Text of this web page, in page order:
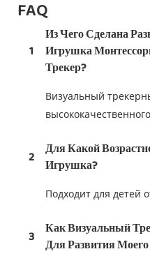
FAQ
1
Из Чего Сделана
Игрушка
Трекер?
Визуальный
2
Для Какой
Игрушка?
Подходит для детей
3
Как Визуальный
Для Развития